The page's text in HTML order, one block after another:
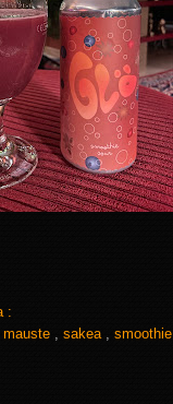
:
mauste , sakea , smoothie